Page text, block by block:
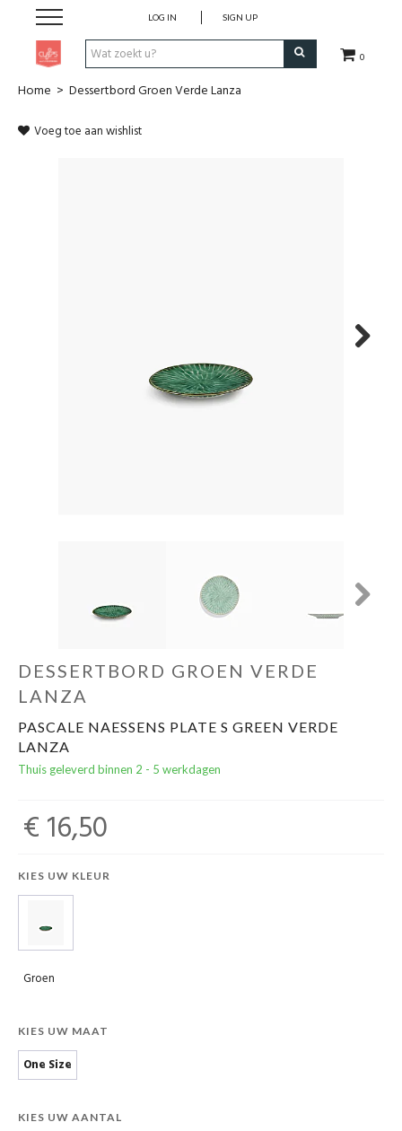
0
LOG IN SIGN UP
Pen & Papier
Home > Dessertbord Groen Verde Lanza
Voeg toe aan wishlist
DESSERTBORD GROEN VERDE
LANZA
PASCALE NAESSENS PLATE S GREEN VERDE
LANZA
Thuis geleverd binnen 2 - 5 werkdagen
€ 16,50
KIES UW KLEUR
Groen
KIES UW MAAT
One Size
KIES UW AANTAL